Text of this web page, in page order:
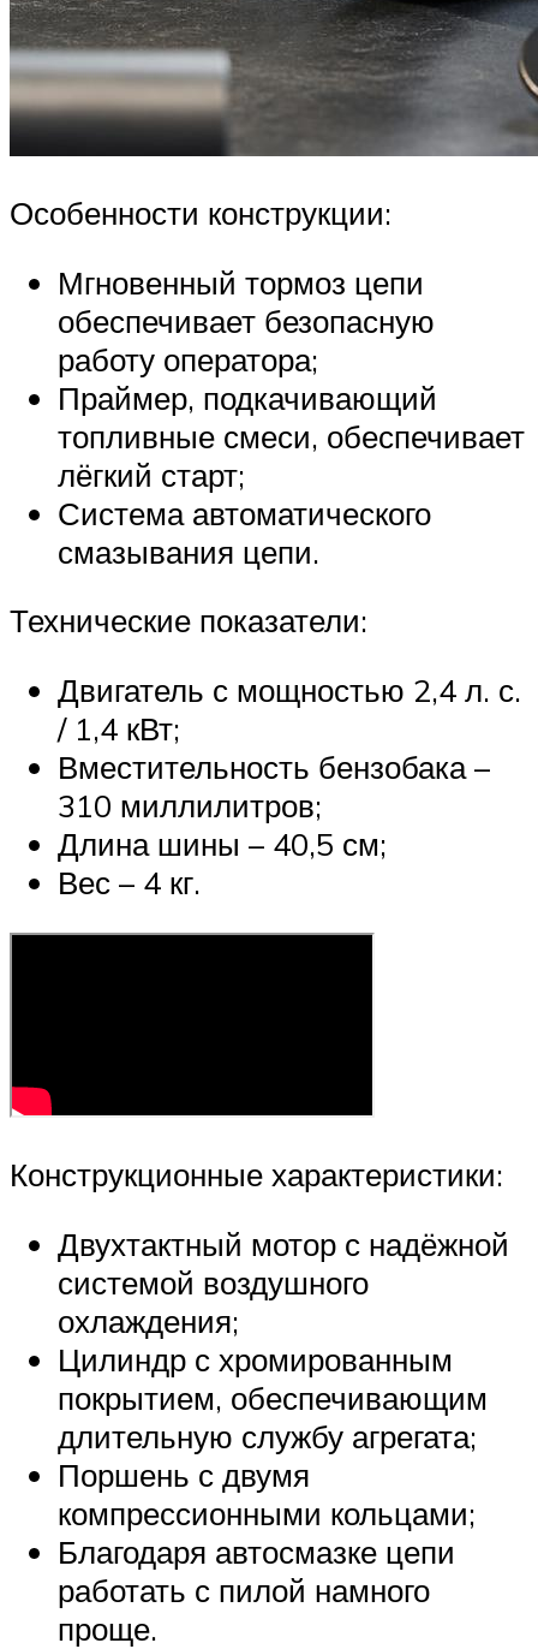
Особенности конструкции:
Мгновенный тормоз цепи
обеспечивает безопасную
работу оператора;
Праймер, подкачивающий
топливные смеси, обеспечивает
лёгкий старт;
Система автоматического
смазывания цепи.
Технические показатели:
Двигатель с мощностью 2,4 л. с.
/ 1,4 кВт;
Вместительность бензобака –
310 миллилитров;
Длина шины – 40,5 см;
Вес – 4 кг.
Конструкционные характеристики:
Двухтактный мотор с надёжной
системой воздушного
охлаждения;
Цилиндр с хромированным
покрытием, обеспечивающим
длительную службу агрегата;
Поршень с двумя
компрессионными кольцами;
Благодаря автосмазке цепи
работать с пилой намного
проще.